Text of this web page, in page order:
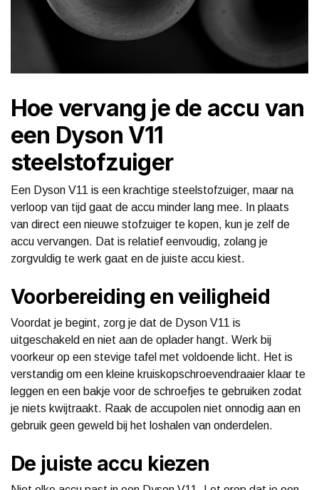
Hoe vervang je de accu van
een Dyson V11
steelstofzuiger
Een Dyson V11 is een krachtige steelstofzuiger, maar na
verloop van tijd gaat de accu minder lang mee. In plaats
van direct een nieuwe stofzuiger te kopen, kun je zelf de
accu vervangen. Dat is relatief eenvoudig, zolang je
zorgvuldig te werk gaat en de juiste accu kiest.
Voorbereiding en veiligheid
Voordat je begint, zorg je dat de Dyson V11 is
uitgeschakeld en niet aan de oplader hangt. Werk bij
voorkeur op een stevige tafel met voldoende licht. Het is
verstandig om een kleine kruiskopschroevendraaier klaar te
leggen en een bakje voor de schroefjes te gebruiken zodat
je niets kwijtraakt. Raak de accupolen niet onnodig aan en
gebruik geen geweld bij het loshalen van onderdelen.
De juiste accu kiezen